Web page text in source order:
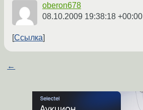
oberon678
08.10.2009 19:38:18 +00:00
Ссылка
←